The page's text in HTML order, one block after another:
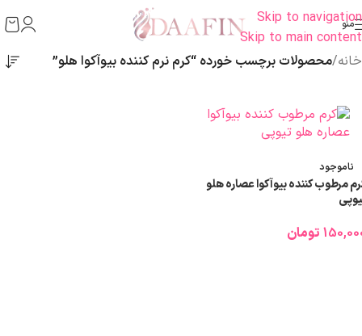
Skip to navigation
Skip to main content
منو
خانه/محصولات برچسب خورده “کرم نرم کننده بیوآکوا هلو”
ناموجود
مرطوب کننده بیوآکوا عصاره هلو
تومان